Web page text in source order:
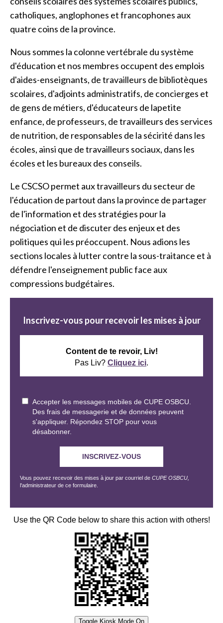
catholiques, anglophones et francophones aux
quatre coins de la province.
Nous sommes la colonne vertébrale du système
d'éducation et nos membres occupent des emplois
d'aides-enseignants, de travailleurs de bibliotèques
scolaires, d'adjoints administratifs, de concierges et
de gens de métiers, d'éducateurs de lapetite
enfance, de professeurs, de travailleurs des services
de nutrition, de responsables de la sécirité dans les
écoles, ainsi que de travailleurs sociaux, dans les
écoles et les bureaux des conseils.
Le CSCSO permet aux travailleurs du secteur de
l'éducation de partout dans la province de partager
de l'information et des stratégies pour la
négociation et de discuter des enjeux et des
politiques qui les préoccupent. Nous adions les
sections locales à lutter contre la sous-traitance et à
défendre l'enseignement public face aux
compressions budgétaires.
Inscrivez-vous pour recevoir les mises à jour
Content de te revoir, Liv!
Pas Liv? Cliquez ici.
Accepter les messages mobiles de CUPE OSBCU.
Des frais de messagerie et de données peuvent
s'appliquer. Répondez STOP pour vous
désabonner.
Vous pouvez recevoir des mises à jour par courriel de CUPE OSBCU,
l'administrateur de ce formulaire.
Use the QR Code below to share this action with others!
Toggle Kiosk Mode On